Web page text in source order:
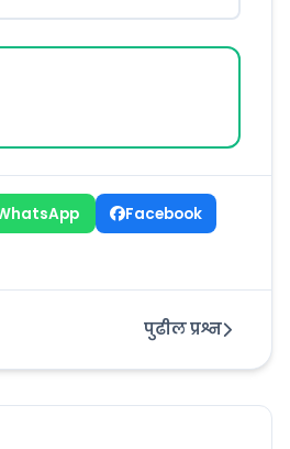
Facebook
पुढील प्रश्न